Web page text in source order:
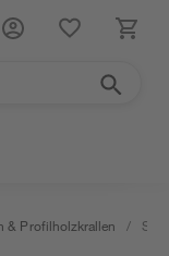
& Profilholzkrallen /